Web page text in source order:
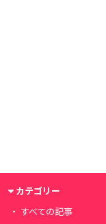
カテゴリー
すべての記事